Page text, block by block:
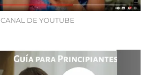
CANAL DE YOUTUBE